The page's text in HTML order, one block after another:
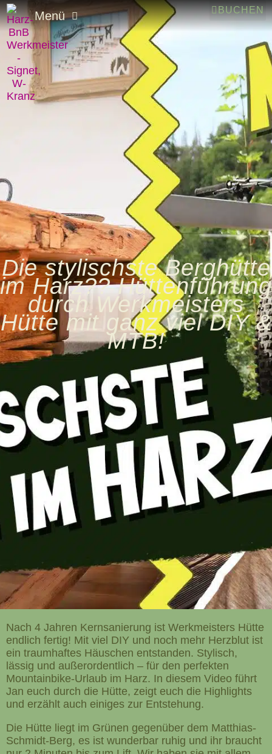
Menü BUCHEN
Die stylischste Berghütte
im Harz?? Hüttenführung
durch Werkmeisters
Hütte mit ganz viel DIY &
MTB!
Nach 4 Jahren Kernsanierung ist Werkmeisters Hütte
endlich fertig! Mit viel DIY und noch mehr Herzblut ist
ein traumhaftes Häuschen entstanden. Stylisch,
lässig und außerordentlich – für den perfekten
Mountainbike-Urlaub im Harz. In diesem Video führt
Jan euch durch die Hütte, zeigt euch die Highlights
und erzählt auch einiges zur Entstehung.
Die Hütte liegt im Grünen gegenüber dem Matthias-
Schmidt-Berg, es ist wunderbar ruhig und ihr braucht